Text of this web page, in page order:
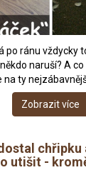
po ránu vždycky
naruší? A
ty
Zobrazit více
chřipku
utišit -